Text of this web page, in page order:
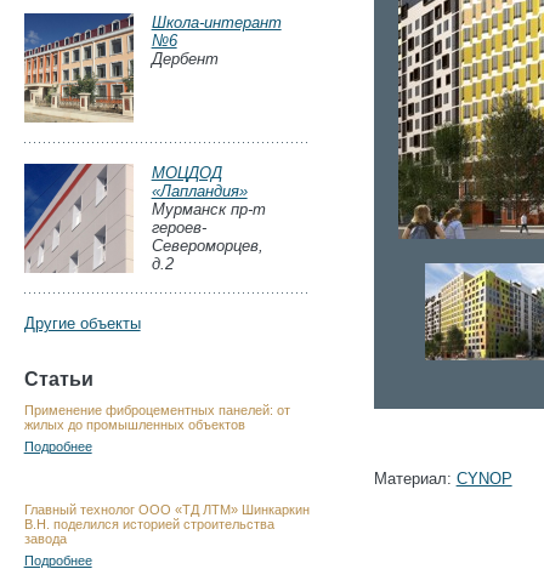
Материал: CYNOP
Школа-интерант
№6
Дербент
МОЦДОД
«Лапландия»
Мурманск пр-т
героев-
Североморцев,
д.2
Другие объекты
Статьи
Применение фиброцементных панелей: от
жилых до промышленных объектов
Подробнее
Главный технолог ООО «ТД ЛТМ» Шинкаркин
В.Н. поделился историей строительства
завода
Подробнее